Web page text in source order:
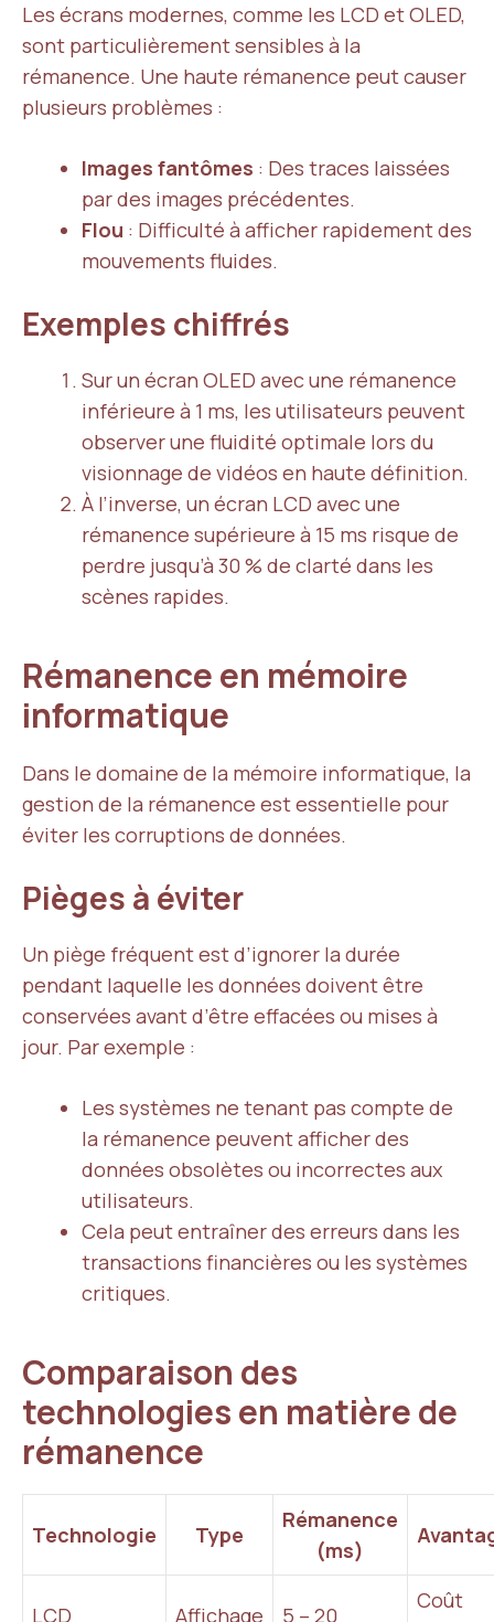
Les écrans modernes, comme les LCD et OLED,
sont particulièrement sensibles à la
rémanence. Une haute rémanence peut causer
plusieurs problèmes :
Images fantômes : Des traces laissées
par des images précédentes.
Flou : Difficulté à afficher rapidement des
mouvements fluides.
Exemples chiffrés
Sur un écran OLED avec une rémanence
inférieure à 1 ms, les utilisateurs peuvent
observer une fluidité optimale lors du
visionnage de vidéos en haute définition.
À l’inverse, un écran LCD avec une
rémanence supérieure à 15 ms risque de
perdre jusqu’à 30 % de clarté dans les
scènes rapides.
Rémanence en mémoire
informatique
Dans le domaine de la mémoire informatique, la
gestion de la rémanence est essentielle pour
éviter les corruptions de données.
Pièges à éviter
Un piège fréquent est d’ignorer la durée
pendant laquelle les données doivent être
conservées avant d’être effacées ou mises à
jour. Par exemple :
Les systèmes ne tenant pas compte de
la rémanence peuvent afficher des
données obsolètes ou incorrectes aux
utilisateurs.
Cela peut entraîner des erreurs dans les
transactions financières ou les systèmes
critiques.
Comparaison des
technologies en matière de
rémanence
Technologie Type
Rémanence
(ms)
LCD Affichage 5 – 20
Coût